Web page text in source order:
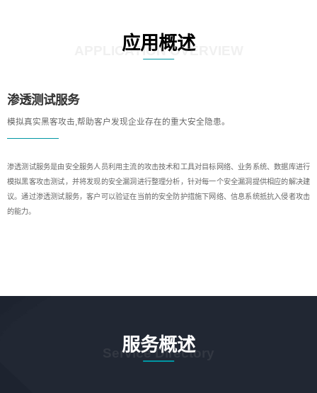
应用概述
APPLICATION OVERVIEW
渗透测试服务
模拟真实黑客攻击,帮助客户发现企业存在的重大安全隐患。
渗透测试服务是由安全服务人员利用主流的攻击技术和工具对目标网络、业务系统、数据库进行
模拟黑客攻击测试，并将发现的安全漏洞进行整理分析，针对每一个安全漏洞提供相应的解决建
议。通过渗透测试服务，客户可以验证在当前的安全防护措施下网络、信息系统抵抗入侵者攻击
的能力。
服务概述
Service Directory